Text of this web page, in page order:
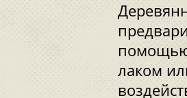
помощью
лаком